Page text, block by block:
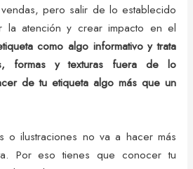
pero salir de lo establecido
la atención y crear impacto en el
como algo informativo y trata
formas y texturas fuera de lo
de tu etiqueta algo más que un
o ilustraciones no va a hacer más
Por eso tienes que conocer tu